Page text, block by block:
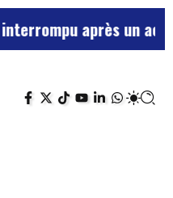
après un